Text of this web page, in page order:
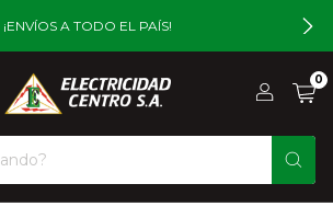
¡ENVÍOS A TODO EL PAÍS!
0